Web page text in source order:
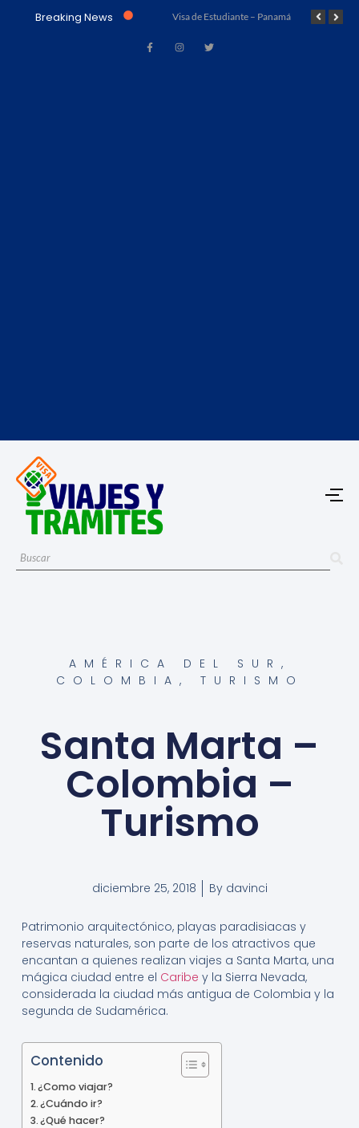
Breaking News Visa de Trabajo – Acuerdo Marrakech (Ley No. 23 de 15 de julio de 1997) – Panamá Visa de Estudiante – Panamá Visa de Turismo –
AMÉRICA DEL SUR ,
COLOMBIA , TURISMO
Santa Marta –
Colombia –
Turismo
diciembre 25, 2018 Bydavinci
Patrimonio arquitectónico, playas paradisiacas y
reservas naturales, son parte de los atractivos que
encantan a quienes realizan viajes a Santa Marta, una
mágica ciudad entre el Caribe y la Sierra Nevada,
considerada la ciudad más antigua de Colombia y la
segunda de Sudamérica.
Contenido
¿Como viajar?
¿Cuándo ir?
¿Qué hacer?